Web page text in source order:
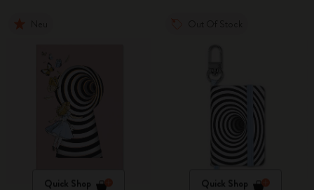
Quick Shop Quick Shop